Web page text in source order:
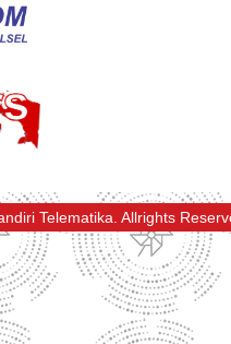
Telematika. Allrights